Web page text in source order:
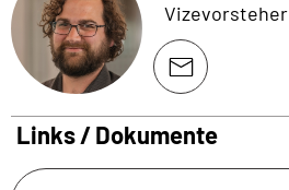
Vizevorsteher
Links / Dokumente